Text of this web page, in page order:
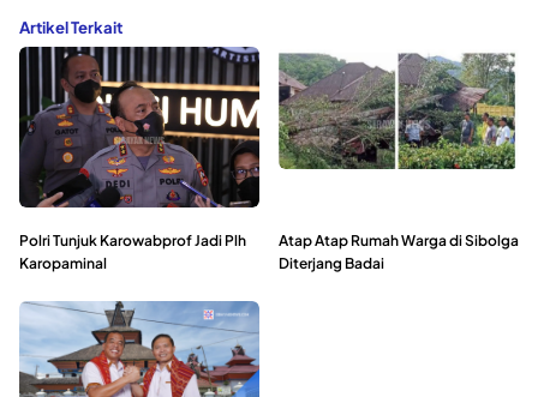
Artikel Terkait
Polri Tunjuk Karowabprof Jadi Plh
Karopaminal
Atap Atap Rumah Warga di Sibolga
Diterjang Badai